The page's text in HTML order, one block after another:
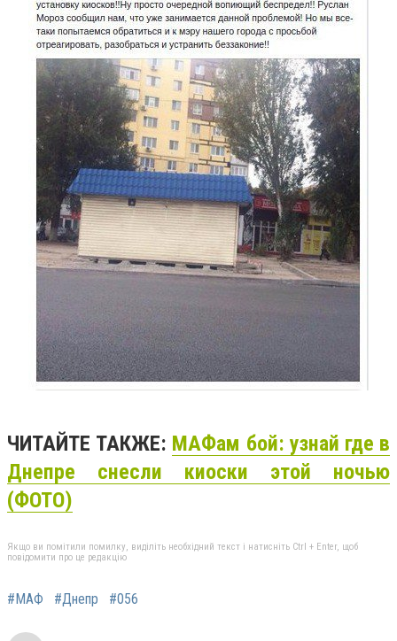
ЧИТАЙТЕ ТАКЖЕ: МАФам бой: узнай где в
Днепре снесли киоски этой ночью
(ФОТО)
Якщо ви помітили помилку, виділіть необхідний текст і натисніть Ctrl + Enter, щоб
повідомити про це редакцію
#МАФ #Днепр #056